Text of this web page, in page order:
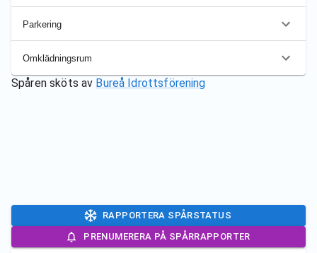
Parkering
Omklädningsrum
Spåren sköts av Bureå Idrottsförening
RAPPORTERA SPÅRSTATUS
PRENUMERERA PÅ SPÅRRAPPORTER